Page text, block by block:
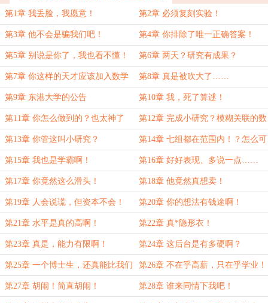
第1章 我丢脸，我愿意！ 第2章 必须复刻实验！
第3章 他不会是骗我们吧！ 第4章 你排除了唯一正确答案！
第5章 别说是你了，我也看不懂！ 第6章 两天？研究有成果？
第7章 你这样的天才应该加入数学
系！
第8章 真是被吹大了……
第9章 东港大学的公告 第10章 我，死了算逑！
第11章 你怎么做到的？也太神了
吧！
第12章 完成小研究？模糊关联的数
学模型！
第13章 你管这叫小研究？ 第14章 七组都在范围内！？怎么可
能！
第15章 我也是学霸啊！ 第16章 好好表现、多说一点……
第17章 你竟然这么滑头！ 第18章 他竟然真想卖！
第19章 人会说谎，但资本不会！ 第20章 你的想法有钱途啊！
第21章 水平是真的高啊！ 第22章 真*隐形衣！
第23章 真是，能力有限啊！ 第24章 这后台是有多硬啊？
第25章 一个博士生，还真能比我们
强？
第26章 不在乎高薪，只在乎学业！
第27章 胡闹！简直胡闹！ 第28章 谁来同情下我吧！